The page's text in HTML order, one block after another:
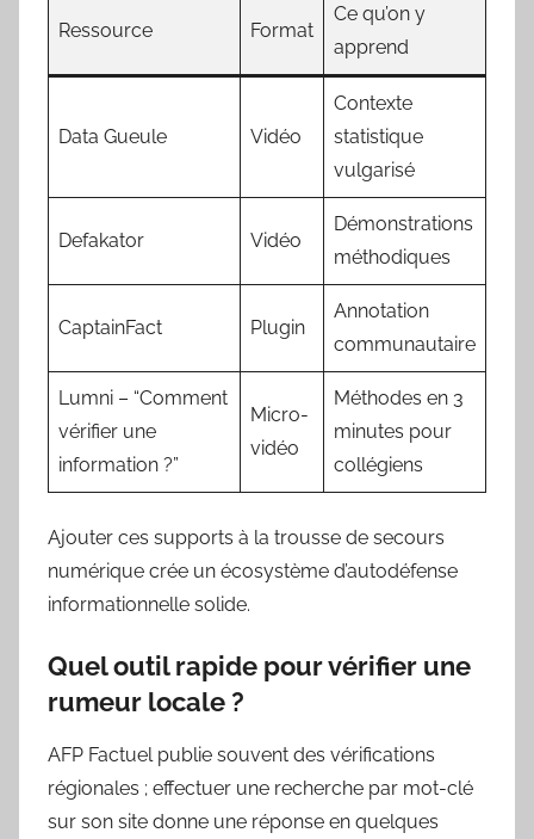
Ressource Format
Ce qu’on y
apprend
Data Gueule Vidéo
Contexte
statistique
vulgarisé
Defakator Vidéo
Démonstrations
méthodiques
CaptainFact Plugin
Annotation
communautaire
Lumni – “Comment
vérifier une
information ?”
Micro-
vidéo
Méthodes en 3
minutes pour
collégiens
Ajouter ces supports à la trousse de secours
numérique crée un écosystème d’autodéfense
informationnelle solide.
Quel outil rapide pour vérifier une
rumeur locale ?
AFP Factuel publie souvent des vérifications
régionales ; effectuer une recherche par mot-clé
sur son site donne une réponse en quelques